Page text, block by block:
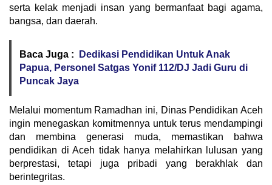
serta kelak menjadi insan yang bermanfaat bagi agama,
bangsa, dan daerah.
Baca Juga :
Dedikasi Pendidikan Untuk Anak
Papua, Personel Satgas Yonif 112/DJ Jadi Guru di
Puncak Jaya
Melalui momentum Ramadhan ini, Dinas Pendidikan Aceh
ingin menegaskan komitmennya untuk terus mendampingi
dan membina generasi muda, memastikan bahwa
pendidikan di Aceh tidak hanya melahirkan lulusan yang
berprestasi, tetapi juga pribadi yang berakhlak dan
berintegritas.